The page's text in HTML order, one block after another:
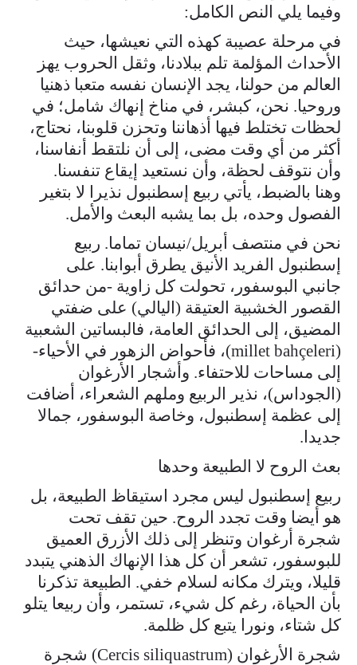
وفيما يلي النص الكامل:
في مرحلة عصيبة كهذه التي نعيشها، حيث
الأحداث المؤلمة تلم ببلادنا، وثقل الحروب يهز
العالم من حولنا، يجد الإنسان نفسه متعبا ذهنيا
وروحيا. نحن، كبشر، في مناخ إنهاك شامل؛ في
لحظات تختلط فيها أذهاننا وتحزن قلوبنا، نحتاج،
أكثر من أي وقت مضى، إلى أن نلتقط أنفاسنا،
وأن نتوقف لحظة، وأن نستعيد إيقاع تنفسنا.
وهنا بالضبط، يأتي ربيع إسطنبول نذيرا لا بتغير
الفصول وحده، بل بما يشبه البعث والأمل.
نحن في منتصف أبريل/نيسان تماما. ربيع
إسطنبول الفريد الأنيق يطرق أبوابنا. على
جانبي البوسفور، تحولت كل زاوية -من حدائق
القصور الخشبية العتيقة (اليالي) على ضفتي
المضيق، إلى الحدائق العامة، فالبساتين الشعبية
(millet bahçeleri)، فأحواض الزهور في الأحياء-
إلى مساحات للاحتفاء. وأشجار الأرغوان
(الجوداس)، نذير الربيع وملهم الشعراء، أضافت
إلى عظمة إسطنبول، وخاصة البوسفور، جمالا
جديدا.
بعث الروح لا الطبيعة وحدها
ربيع إسطنبول ليس مجرد استيقاظ الطبيعة، بل
هو أيضا وقت تجدد الروح. حين تقف تحت
شجرة أرغوان وتنظر إلى ذلك الأزرق العميق
للبوسفور، تشعر أن كل هذا الإنهاك الذهني يتبدد
قليلا، ويترك مكانه لسلام خفي. الطبيعة تذكرنا
بأن الحياة، رغم كل شيء، تستمر، وأن ربيعا يتلو
كل شتاء، ونورا يتبع كل ظلمة.
شجرة الأرغوان (Cercis siliquastrum) شجرة